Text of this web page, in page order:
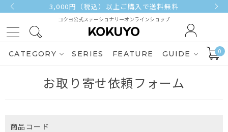
3,000円（税込）以上ご購入で送料無料
コクヨ公式ステーショナリーオンラインショップ
CATEGORY SERIES FEATURE GUIDE 0
お取り寄せ依頼フォーム
商品コード